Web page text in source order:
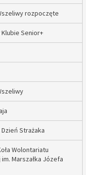
rozpoczęte
Senior+
Strażaka
Wolontariatu
Marszałka Józefa